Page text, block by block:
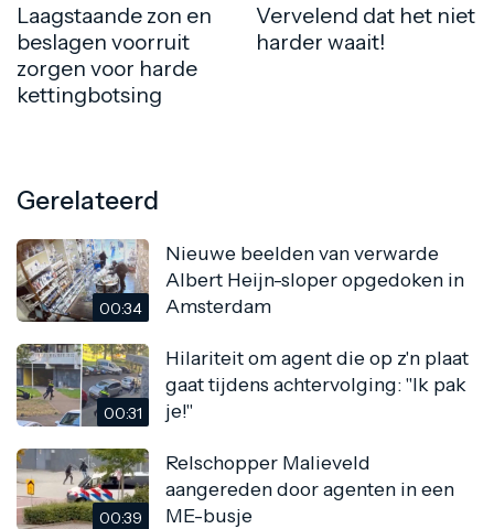
Laagstaande zon en
beslagen voorruit
zorgen voor harde
kettingbotsing
Vervelend dat het niet
harder waait!
Gerelateerd
00:34
Nieuwe beelden van verwarde
Albert Heijn-sloper opgedoken in
Amsterdam
00:31
Hilariteit om agent die op z'n plaat
gaat tijdens achtervolging: "Ik pak
je!"
00:39
Relschopper Malieveld
aangereden door agenten in een
ME-busje